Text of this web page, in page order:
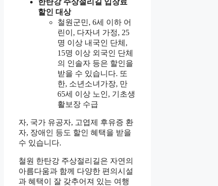
할인 대상
철원군민, 6세 이하 어
린이, 다자녀 가정, 25
명 이상 내국인 단체,
15명 이상 외국인 단체
의 인솔자 등은 할인을
받을 수 있습니다. 또
한, 소년소녀가장, 만
65세 이상 노인, 기초생
활보장 수급
자, 국가 유공자, 고엽제 후유증 환
자, 장애인 등도 할인 혜택을 받을
수 있습니다.
철원 한탄강 주상절리길은 자연의
아름다움과 함께 다양한 편의시설
과 혜택이 잘 갖추어져 있는 여행